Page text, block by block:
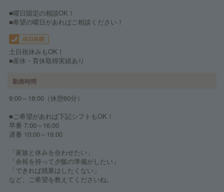
■曜日固定の相談OK！
■希望の曜日があればご相談ください！
休日休暇
土日祝休みもOK！
■産休・育休取得実績あり
勤務時間
9:00～18:00（休憩60分）
■ご希望があれば下記シフトもOK！
早番 7:00～16:00
遅番 10:00～19:00
「家族と休みを合わせたい」
「余裕を持って夕飯の準備がしたい」
「できれば残業はしたくない」
など、ご希望を教えてくださいね。